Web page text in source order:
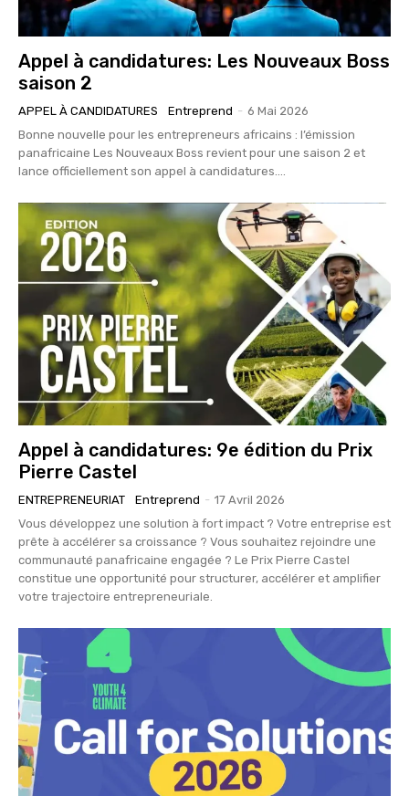
Appel à candidatures: Les Nouveaux Boss
saison 2
APPEL À CANDIDATURES Entreprend - 6 Mai 2026
Bonne nouvelle pour les entrepreneurs africains : l’émission
panafricaine Les Nouveaux Boss revient pour une saison 2 et
lance officiellement son appel à candidatures....
Appel à candidatures: 9e édition du Prix
Pierre Castel
ENTREPRENEURIAT Entreprend - 17 Avril 2026
Vous développez une solution à fort impact ? Votre entreprise est
prête à accélérer sa croissance ? Vous souhaitez rejoindre une
communauté panafricaine engagée ? Le Prix Pierre Castel
constitue une opportunité pour structurer, accélérer et amplifier
votre trajectoire entrepreneuriale.